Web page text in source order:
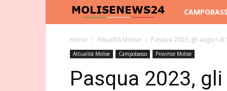
Molise
News
24
Home Attualità Molise Pasqua 2023, gli auguri di
Attualità Molise Campobasso Province Molise
Pasqua 2023,